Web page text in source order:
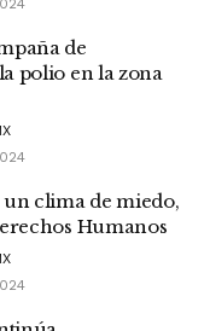
de
polio en la zona
un clima de miedo,
Humanos